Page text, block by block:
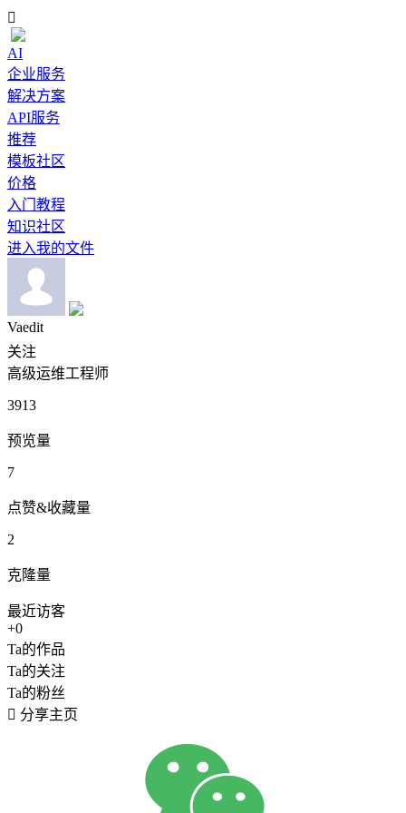

AI
企业服务
解决方案
API服务
推荐
模板社区
价格
入门教程
知识社区
进入我的文件
Vaedit
关注
高级运维工程师
3913
预览量
7
点赞&收藏量
2
克隆量
最近访客
+0
Ta的作品
Ta的关注
Ta的粉丝
 分享主页